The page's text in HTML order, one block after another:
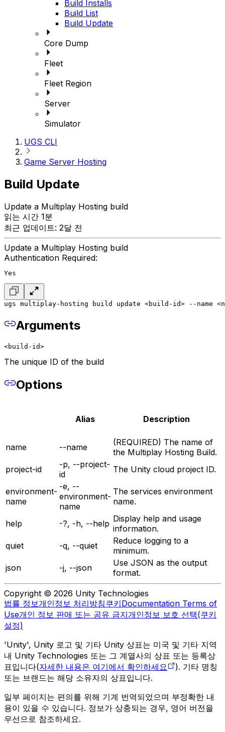
Build Installs
Build List
Build Update
Core Dump
Fleet
Fleet Region
Server
Simulator
UGS CLI
Game Server Hosting
Build Update
Update a Multiplay Hosting build
읽는 시간 1분
최근 업데이트: 2달 전
Update a Multiplay Hosting build
Authentication Required:
Yes
ugs multiplay-hosting build update <build-id> --name
Arguments
<build-id>
The unique ID of the build
Options
Alias Description
name --name
(REQUIRED) The name of
the Multiplay Hosting Build.
project-id
-p, --project-
id
The Unity cloud project ID.
environment-
name
-e, --
environment-
name
The services environment
name.
help -?, -h, --help Display help and usage
information.
quiet
-q, --quiet
Reduce logging to a
minimum.
json
-j, --json
Use JSON as the output
format.
Copyright © 2026 Unity Technologies
법률 정보개인정보 처리방침쿠키Documentation Terms of
Use개인 정보 판매 또는 공유 금지개인정보 보호 선택(쿠키
설정)
'Unity', Unity 로고 및 기타 Unity 상표는 미국 및 기타 지역
내 Unity Technologies 또는 그 계열사의 상표 또는 등록상
표입니다(자세한 내용은 여기에서 확인하세요
). 기타 명칭
또는 브랜드는 해당 소유자의 상표입니다.
일부 페이지는 편의를 위해 기계 번역되었으며 부정확한 내
용이 있을 수 있습니다. 정보가 상충되는 경우, 영어 버전을
우선으로 참조하세요.